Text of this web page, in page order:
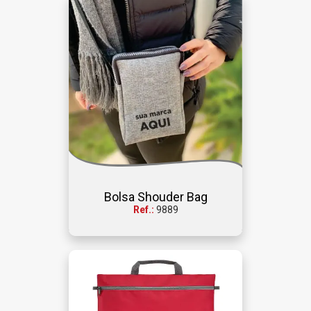
Bolsa Shouder Bag
Ref.: 9889